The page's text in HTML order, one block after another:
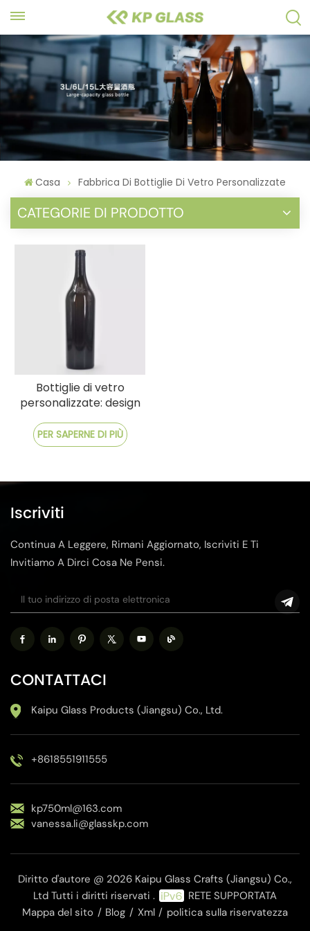
Casa Fabbrica Di Bottiglie Di Vetro Personalizzate
CATEGORIE DI PRODOTTO
Bottiglie di vetro
personalizzate: design
fabbrica e consegna
rapida
PER SAPERNE DI PIÙ
Iscriviti
Continua A Leggere, Rimani Aggiornato, Iscriviti E Ti
Invitiamo A Dirci Cosa Ne Pensi.
CONTATTACI
Kaipu Glass Products (Jiangsu) Co., Ltd.
+8618551911555
kp750ml@163.com
vanessa.li@glasskp.com
Diritto d'autore @ 2026 Kaipu Glass Crafts (Jiangsu) Co.,
Ltd Tutti i diritti riservati .
RETE SUPPORTATA
Mappa del sito / Blog / Xml / politica sulla riservatezza